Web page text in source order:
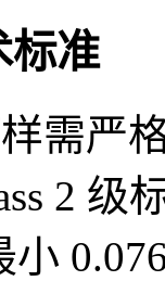
标准
需严
2 级